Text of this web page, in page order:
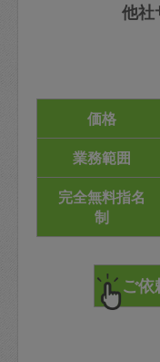
他社
価格
業務範囲
完全無料指名
制